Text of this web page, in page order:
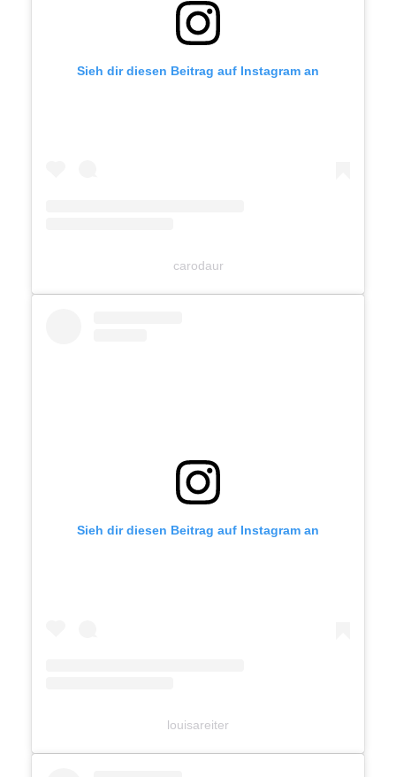
Sieh dir diesen Beitrag auf Instagram an
carodaur
Sieh dir diesen Beitrag auf Instagram an
louisareiter